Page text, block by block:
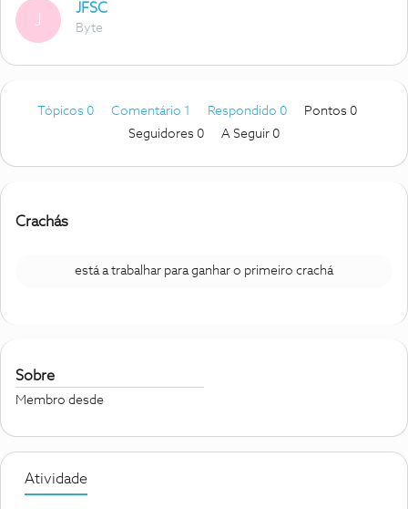
J
JFSC
Byte
Tópicos 0 Comentário 1 Respondido 0
Pontos 0
Seguidores 0 A Seguir 0
Crachás
está a trabalhar para ganhar o primeiro crachá
Sobre
Membro desde
Atividade